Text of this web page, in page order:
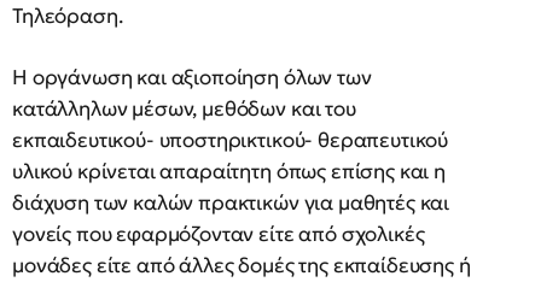
Τηλεόραση.
Η οργάνωση και αξιοποίηση όλων των
κατάλληλων μέσων, μεθόδων και του
εκπαιδευτικού- υποστηρικτικού- θεραπευτικού
υλικού κρίνεται απαραίτητη όπως επίσης και η
διάχυση των καλών πρακτικών για μαθητές και
γονείς που εφαρμόζονταν είτε από σχολικές
μονάδες είτε από άλλες δομές της εκπαίδευσης ή